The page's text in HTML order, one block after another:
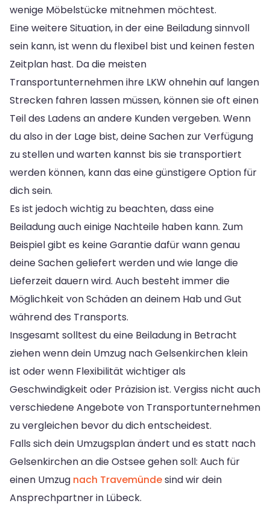
wenige Möbelstücke mitnehmen möchtest.
Eine weitere Situation, in der eine Beiladung sinnvoll
sein kann, ist wenn du flexibel bist und keinen festen
Zeitplan hast. Da die meisten
Transportunternehmen ihre LKW ohnehin auf langen
Strecken fahren lassen müssen, können sie oft einen
Teil des Ladens an andere Kunden vergeben. Wenn
du also in der Lage bist, deine Sachen zur Verfügung
zu stellen und warten kannst bis sie transportiert
werden können, kann das eine günstigere Option für
dich sein.
Es ist jedoch wichtig zu beachten, dass eine
Beiladung auch einige Nachteile haben kann. Zum
Beispiel gibt es keine Garantie dafür wann genau
deine Sachen geliefert werden und wie lange die
Lieferzeit dauern wird. Auch besteht immer die
Möglichkeit von Schäden an deinem Hab und Gut
während des Transports.
Insgesamt solltest du eine Beiladung in Betracht
ziehen wenn dein Umzug nach Gelsenkirchen klein
ist oder wenn Flexibilität wichtiger als
Geschwindigkeit oder Präzision ist. Vergiss nicht auch
verschiedene Angebote von Transportunternehmen
zu vergleichen bevor du dich entscheidest.
Falls sich dein Umzugsplan ändert und es statt nach
Gelsenkirchen an die Ostsee gehen soll: Auch für
einen Umzug nach Travemündesind wir dein
Ansprechpartner in Lübeck.